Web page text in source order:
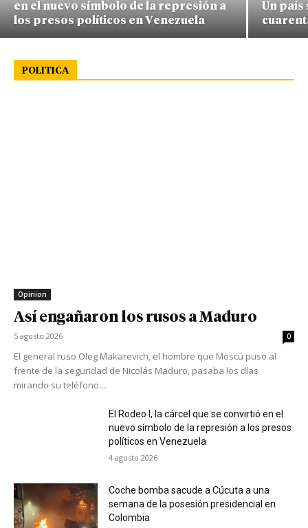
en el nuevo símbolo de la represión a
los presos políticos en Venezuela
Un país
POLITICA
Opinion
Así engañaron los rusos a Maduro
5 agosto 2026 0
El general ruso Oleg Makarevich, el hombre que Moscú puso al
frente de la seguridad de Nicolás Maduro, pasaba los días
mirando su teléfono....
El Rodeo I, la cárcel que se convirtió en el
nuevo símbolo de la represión a los presos
políticos en Venezuela
4 agosto 2026
Coche bomba sacude a Cúcuta a una
semana de la posesión presidencial en
Colombia